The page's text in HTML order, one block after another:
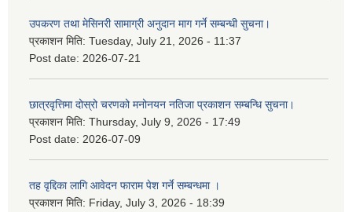
उपकरण तथा मेसिनरी सामाग्री अनुदान माग गर्ने सम्बन्धी सुचना।
प्रकाशन मिति: Tuesday, July 21, 2026 - 11:37
Post date: 2026-07-21
छात्रवृत्तिमा दोस्रो चरणको मनोनयन नतिजा प्रकाशन सम्बन्धि सुचना।
प्रकाशन मिति: Thursday, July 9, 2026 - 17:49
Post date: 2026-07-09
तह वृद्दिका लागि आवेदन फाराम पेश गर्ने सम्बन्धमा ।
प्रकाशन मिति: Friday, July 3, 2026 - 18:39